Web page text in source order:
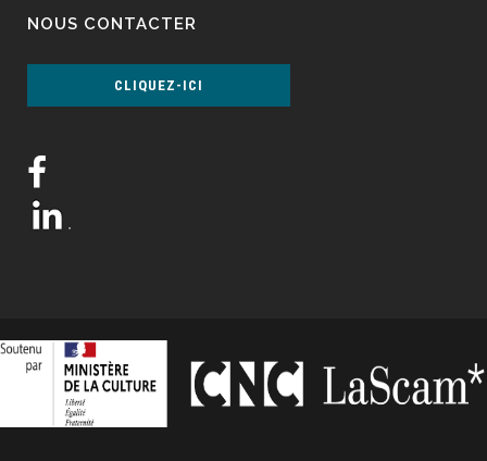
NOUS CONTACTER
CLIQUEZ-ICI